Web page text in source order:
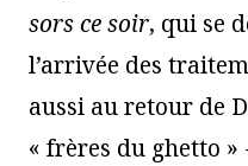
sors ce soir, qui se
l’arrivée des
aussi au retour de
« frères du ghetto »